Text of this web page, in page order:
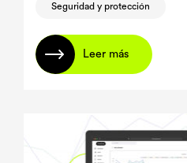
Seguridad y protección
Leer más